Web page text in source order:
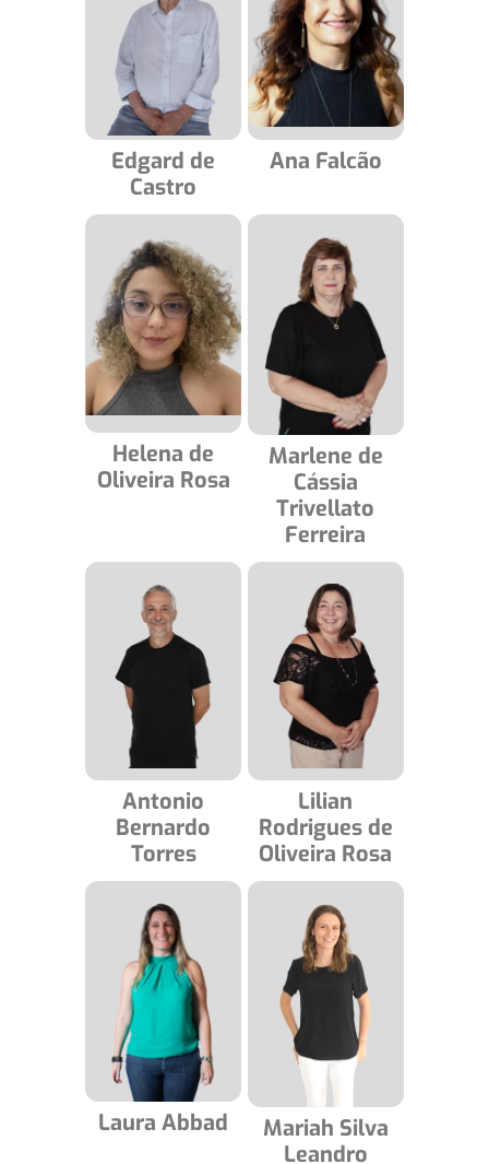
Edgard de
Castro
Ana Falcão
Helena de
Oliveira Rosa
Marlene de
Cássia
Trivellato
Ferreira
Antonio
Bernardo
Torres
Lilian
Rodrigues de
Oliveira Rosa
Laura Abbad
Mariah Silva
Leandro